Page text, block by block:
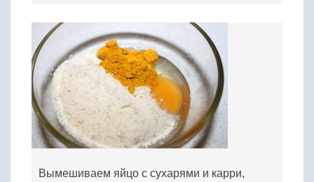
Вымешиваем яйцо с сухарями и карри,